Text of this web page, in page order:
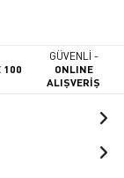
100
GÜVENLİ -
ONLINE
ALIŞVERİŞ